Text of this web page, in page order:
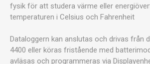
fysik för att studera värme eller
temperaturen i Celsius och Fahrenheit
Dataloggern kan anslutas och drivas från
4400 eller köras fristående med
avläsas och programmeras via